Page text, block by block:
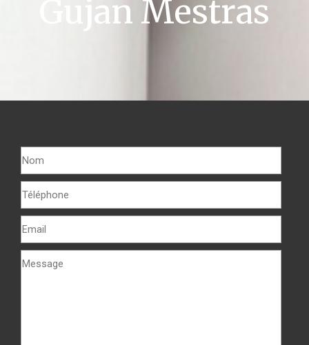
Gujan Mestras